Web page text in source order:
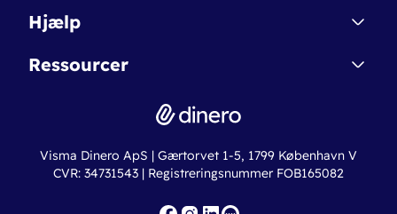
Betingelser & Sikkerhed
Nye funktioner
Dinero Starter
Dinero Pro
Erhvervslån
Fakturaskabeloner
Hjælp
Regnskabsordbogen
Online regnskabskurser
Ressourcer
Ny virksomhed
Iværksætterlegat
Visma Dinero ApS | Gærtorvet 1-5, 1799 København V
CVR: 34731543 | Registreringsnummer FOB165082